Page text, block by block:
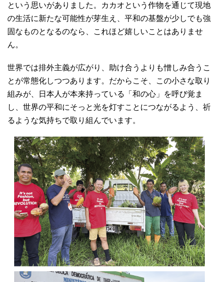
という思いがありました。カカオという作物を通じて現地
の生活に新たな可能性が芽生え、平和の基盤が少しでも強
固なものとなるのなら、これほど嬉しいことはありませ
ん。
世界では排外主義が広がり、助け合うよりも憎しみ合うこ
とが常態化しつつあります。だからこそ、この小さな取り
組みが、日本人が本来持っている「和の心」を呼び覚ま
し、世界の平和にそっと光を灯すことにつながるよう、祈
るような気持ちで取り組んでいます。